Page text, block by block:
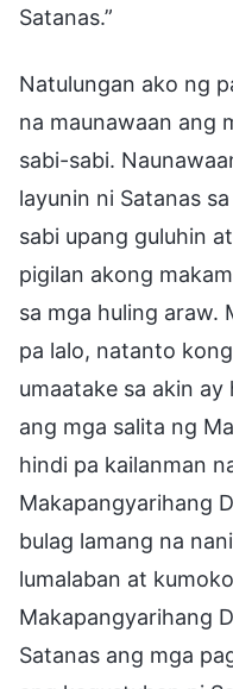
Satanas.”
Natulungan ako ng
na maunawaan ang
sabi-sabi.
layunin ni Satanas
sabi upang guluhin
pigilan akong
sa mga huling araw.
pa lalo, natanto
umaatake sa akin ay
ang mga salita ng
hindi pa kailanman
Makapangyarihang
bulag lamang na
lumalaban at
Makapangyarihang
Satanas ang mga